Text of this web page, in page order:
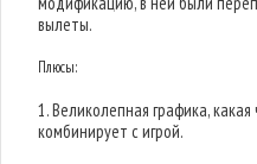
вылеты.
Плюсы:
1. Великолепная графика,
комбинирует с игрой.